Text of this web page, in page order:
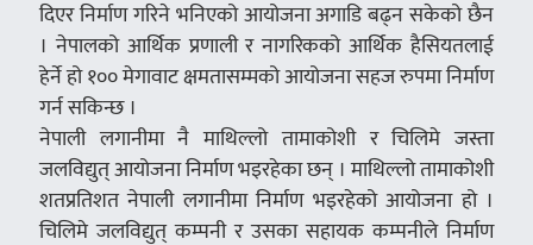
दिएर निर्माण गरिने भनिएको आयोजना अगाडि बढ्न सकेको छैन
। नेपालको आर्थिक प्रणाली र नागरिकको आर्थिक हैसियतलाई
हेर्ने हो १०० मेगावाट क्षमतासम्मको आयोजना सहज रुपमा निर्माण
गर्न सकिन्छ ।
नेपाली लगानीमा नै माथिल्लो तामाकोशी र चिलिमे जस्ता
जलविद्युत् आयोजना निर्माण भइरहेका छन् । माथिल्लो तामाकोशी
शतप्रतिशत नेपाली लगानीमा निर्माण भइरहेको आयोजना हो ।
चिलिमे जलविद्युत् कम्पनी र उसका सहायक कम्पनीले निर्माण